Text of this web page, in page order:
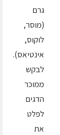
גרם
(מוסר,
לוקוס,
אינטיאס).
לבקש
ממוכר
הדגים
לפלט
את